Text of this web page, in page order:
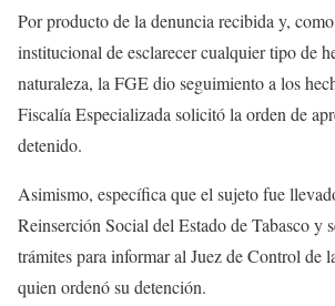
Por producto de la denuncia recibida y,
institucional de esclarecer cualquier tipo de
naturaleza, la FGE dio seguimiento a los
Fiscalía Especializada solicitó la orden de
detenido.
Asimismo, específica que el sujeto fue
Reinserción Social del Estado de Tabasco y
trámites para informar al Juez de Control de
quien ordenó su detención.